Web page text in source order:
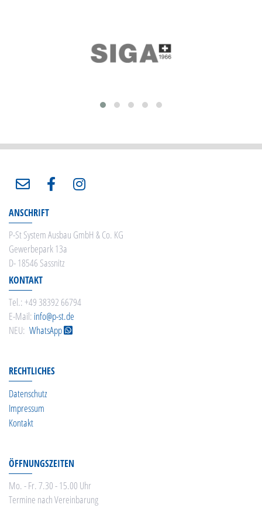
ANSCHRIFT
P-St System Ausbau GmbH & Co. KG
Gewerbepark 13a
D- 18546 Sassnitz
KONTAKT
Tel.: +49 38392 66794
E-Mail: info@p-st.de
NEU: WhatsApp
RECHTLICHES
Datenschutz
Impressum
Kontakt
ÖFFNUNGSZEITEN
Mo. - Fr. 7.30 - 15.00 Uhr
Termine nach Vereinbarung